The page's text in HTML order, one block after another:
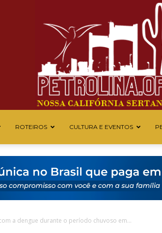
ROTEIROS CULTURA E EVENTOS
a dengue durante o período chuvoso em...